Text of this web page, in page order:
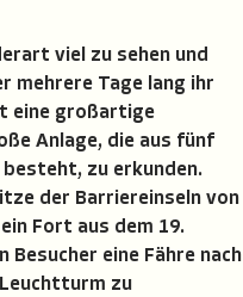
viel zu sehen und
mehrere Tage lang ihr
eine großartige
Anlage, die aus fünf
zu erkunden.
der Barriereinseln von
Fort aus dem 19.
Besucher eine Fähre nach
zu